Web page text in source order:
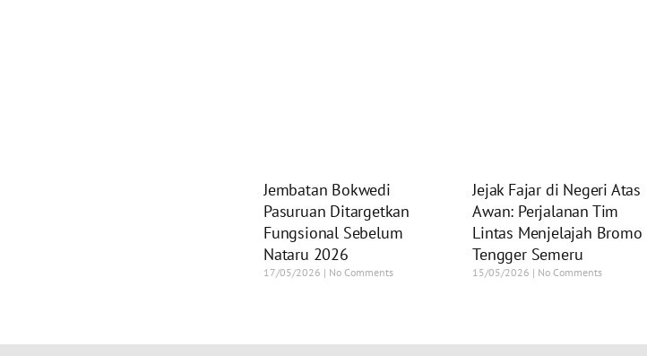
Jembatan Bokwedi
Pasuruan Ditargetkan
Fungsional Sebelum
Nataru 2026
17/05/2026 No Comments
Jejak Fajar di Negeri Atas
Awan: Perjalanan Tim
Lintas Menjelajah Bromo
Tengger Semeru
15/05/2026 No Comments